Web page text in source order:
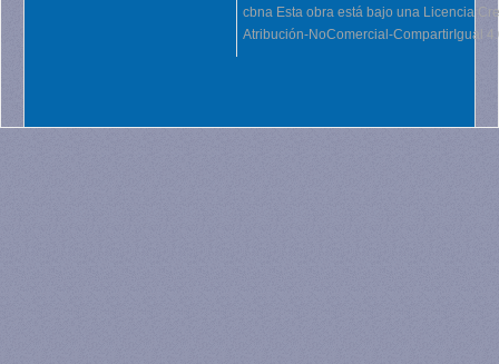
cbna Esta obra está bajo una Licencia
Atribución-NoComercial-CompartirIgual